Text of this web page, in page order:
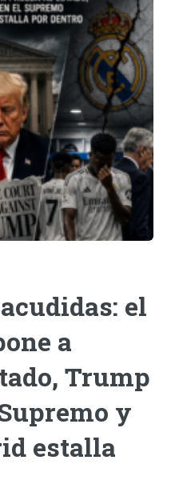
el
a
Trump
y
estalla